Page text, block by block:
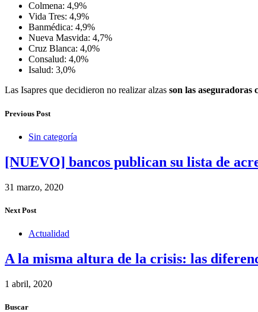
Colmena: 4,9%
Vida Tres: 4,9%
Banmédica: 4,9%
Nueva Masvida: 4,7%
Cruz Blanca: 4,0%
Consalud: 4,0%
Isalud: 3,0%
Las Isapres que decidieron no realizar alzas son las aseguradoras
Previous Post
Sin categoría
[NUEVO] bancos publican su lista de
31 marzo, 2020
Next Post
Actualidad
A la misma altura de la crisis: las
1 abril, 2020
Buscar